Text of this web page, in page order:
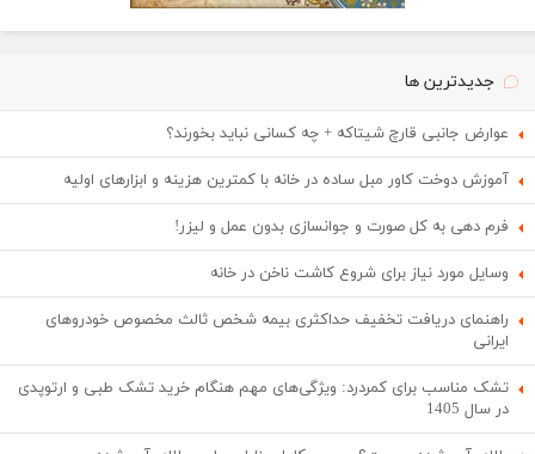
جدیدترین ها
عوارض جانبی قارچ شیتاکه + چه کسانی نباید بخورند؟
آموزش دوخت کاور مبل ساده در خانه با کمترین هزینه و ابزارهای اولیه
فرم دهی به کل صورت و جوانسازی بدون عمل و لیزر!
وسایل مورد نیاز برای شروع کاشت ناخن در خانه
راهنمای دریافت تخفیف حداکثری بیمه شخص ثالث مخصوص خودروهای
ایرانی
تشک مناسب برای کمردرد: ویژگی‌های مهم هنگام خرید تشک طبی و ارتوپدی
در سال 1405